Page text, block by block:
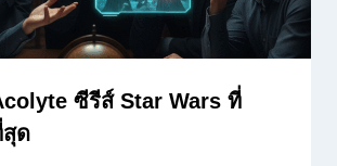
ซีรีส์ Star Wars ที่
สุด